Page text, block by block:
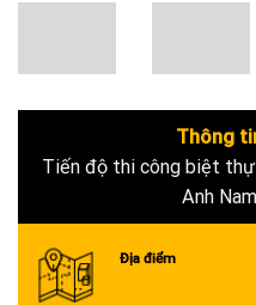
Thông
Tiến độ thi công biệt
Anh
Địa điểm